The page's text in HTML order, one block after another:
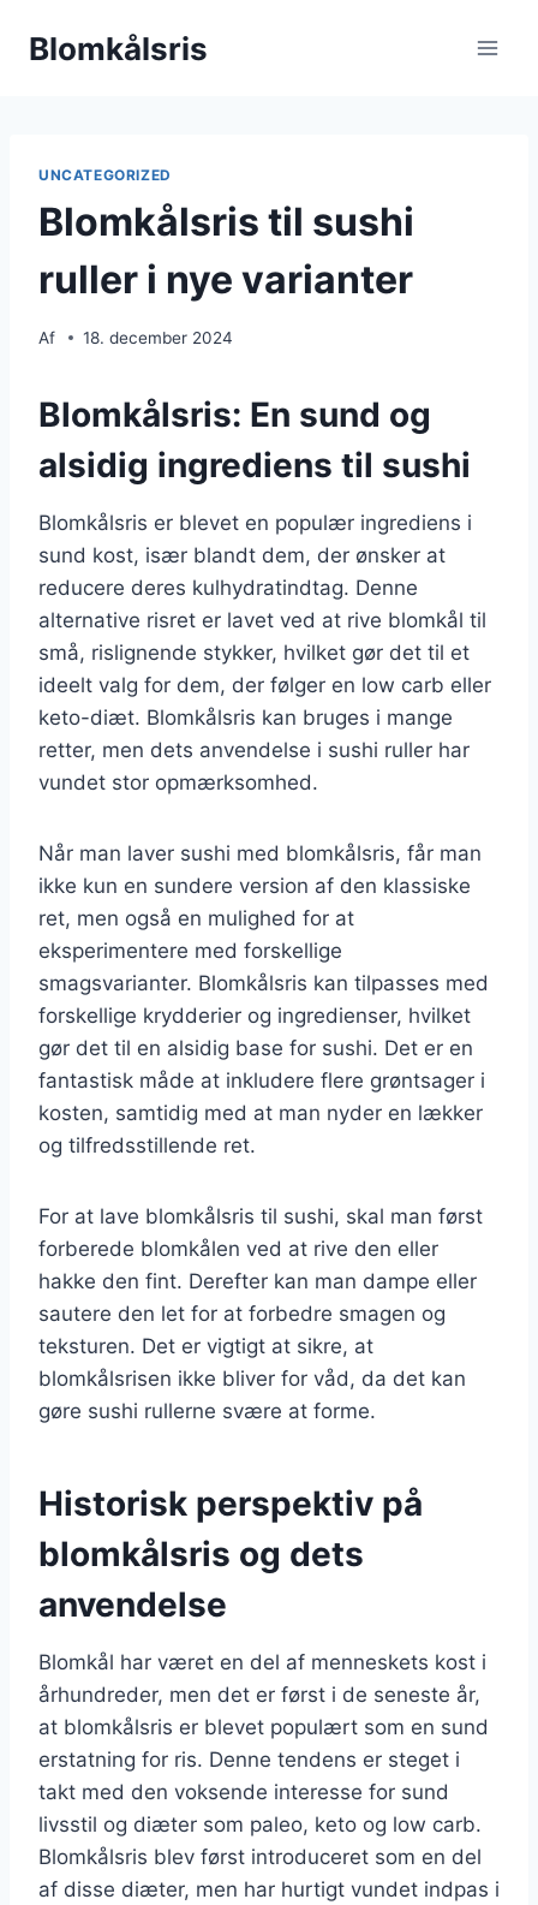
Blomkålsris
UNCATEGORIZED
Blomkålsris til sushi
ruller i nye varianter
Af 18. december 2024
Blomkålsris: En sund og
alsidig ingrediens til sushi
Blomkålsris er blevet en populær ingrediens i
sund kost, især blandt dem, der ønsker at
reducere deres kulhydratindtag. Denne
alternative risret er lavet ved at rive blomkål til
små, rislignende stykker, hvilket gør det til et
ideelt valg for dem, der følger en low carb eller
keto-diæt. Blomkålsris kan bruges i mange
retter, men dets anvendelse i sushi ruller har
vundet stor opmærksomhed.
Når man laver sushi med blomkålsris, får man
ikke kun en sundere version af den klassiske
ret, men også en mulighed for at
eksperimentere med forskellige
smagsvarianter. Blomkålsris kan tilpasses med
forskellige krydderier og ingredienser, hvilket
gør det til en alsidig base for sushi. Det er en
fantastisk måde at inkludere flere grøntsager i
kosten, samtidig med at man nyder en lækker
og tilfredsstillende ret.
For at lave blomkålsris til sushi, skal man først
forberede blomkålen ved at rive den eller
hakke den fint. Derefter kan man dampe eller
sautere den let for at forbedre smagen og
teksturen. Det er vigtigt at sikre, at
blomkålsrisen ikke bliver for våd, da det kan
gøre sushi rullerne svære at forme.
Historisk perspektiv på
blomkålsris og dets
anvendelse
Blomkål har været en del af menneskets kost i
århundreder, men det er først i de seneste år,
at blomkålsris er blevet populært som en sund
erstatning for ris. Denne tendens er steget i
takt med den voksende interesse for sund
livsstil og diæter som paleo, keto og low carb.
Blomkålsris blev først introduceret som en del
af disse diæter, men har hurtigt vundet indpas i